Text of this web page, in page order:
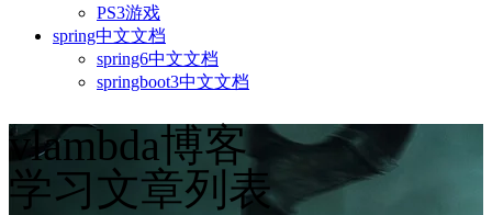
PS3游戏
spring中文文档
spring6中文文档
springboot3中文文档
vlambda博客
学习文章列表